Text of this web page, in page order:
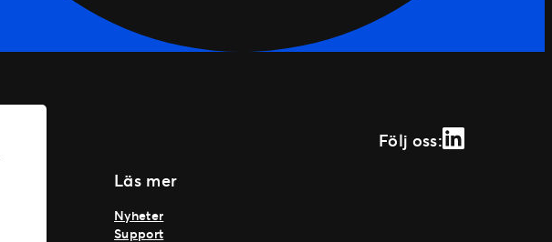
Följ oss:LinkedIn
Läs mer
Nyheter
Support